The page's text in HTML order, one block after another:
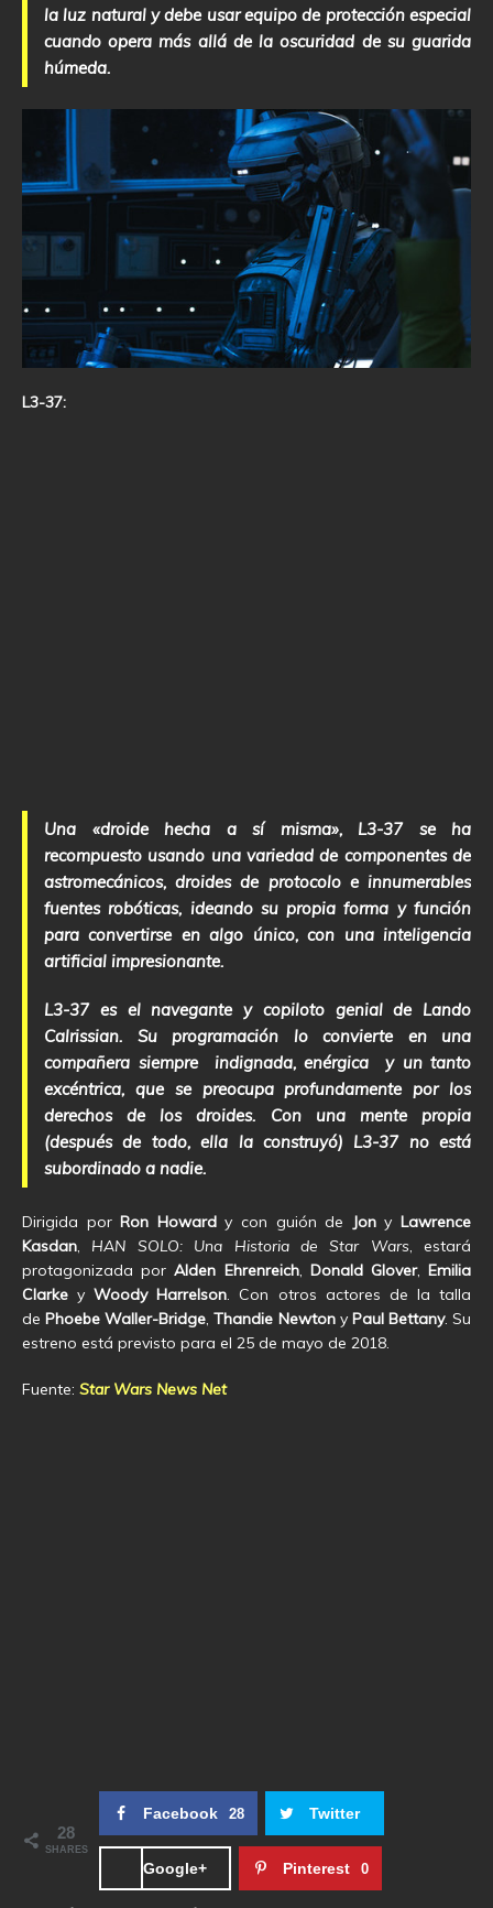
la luz natural y debe usar equipo de protección especial
cuando opera más allá de la oscuridad de su guarida
húmeda.
L3-37:
Una «droide hecha a sí misma», L3-37 se ha
recompuesto usando una variedad de componentes de
astromecánicos, droides de protocolo e innumerables
fuentes robóticas, ideando su propia forma y función
para convertirse en algo único, con una inteligencia
artificial impresionante.
L3-37 es el navegante y copiloto genial de Lando
Calrissian. Su programación lo convierte en una
compañera siempre indignada, enérgica y un tanto
excéntrica, que se preocupa profundamente por los
derechos de los droides. Con una mente propia
(después de todo, ella la construyó) L3-37 no está
subordinado a nadie.
Dirigida porRon Howardy con guión de JonyLawrence
Kasdan, HAN SOLO: Una Historia de Star Wars, estará
protagonizada porAlden Ehrenreich, Donald Glover,Emilia
Clarke yWoody Harrelson. Con otros actores de la talla
dePhoebe Waller-Bridge,Thandie Newtony Paul Bettany. Su
estreno está previsto para el 25 de mayo de 2018.
Fuente: Star Wars News Net
28
SHARES
Facebook 28 Twitter
Google+ Pinterest 0